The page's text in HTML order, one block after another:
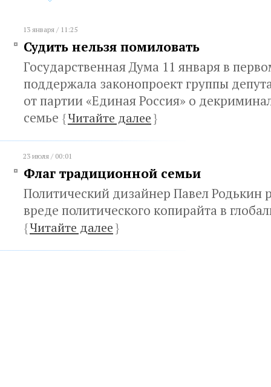
13 января / 11:25
Судить нельзя помиловать
Государственная Дума 11 января в
поддержала законопроект группы
от партии «Единая Россия» о
семье {Читайте далее}
23 июля / 00:01
Флаг традиционной семьи
Политический дизайнер Павел Родькин
вреде политического копирайта в
{Читайте далее}